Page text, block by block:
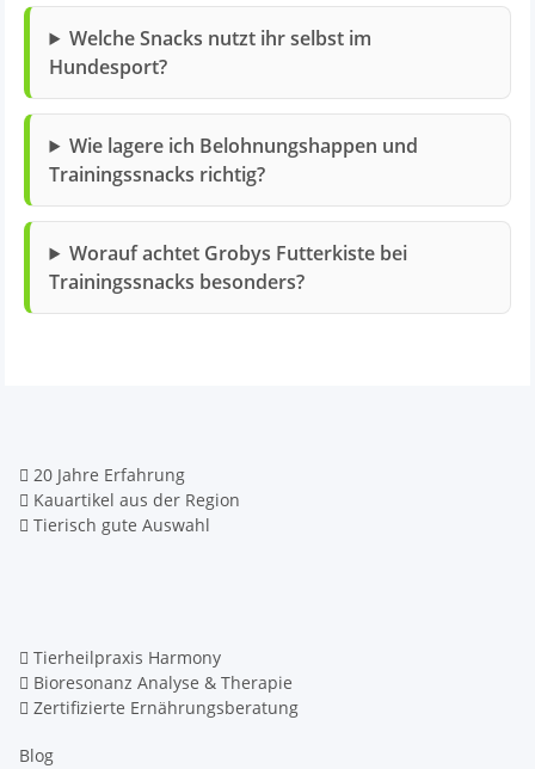
Welche Snacks nutzt ihr selbst im
Hundesport?
Wie lagere ich Belohnungshappen und
Trainingssnacks richtig?
Worauf achtet Grobys Futterkiste bei
Trainingssnacks besonders?
20 Jahre Erfahrung
Kauartikel aus der Region
Tierisch gute Auswahl
Tierheilpraxis Harmony
Bioresonanz Analyse & Therapie
Zertifizierte Ernährungsberatung
Blog